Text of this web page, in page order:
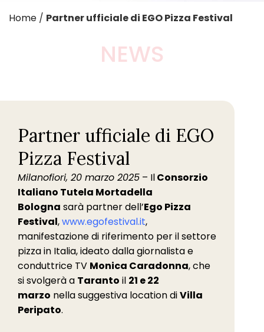
Home / Partner ufficiale di EGO Pizza Festival
NEWS
Partner ufficiale di EGO
Pizza Festival
Milanofiori, 20 marzo 2025 – IlConsorzio
Italiano Tutela Mortadella
Bologna sarà partner dell’Ego Pizza
Festival,www.egofestival.it,
manifestazione di riferimento per il settore
pizza in Italia, ideato dalla giornalista e
conduttrice TV Monica Caradonna, che
si svolgerà a Taranto il 21 e 22
marzo nella suggestiva location diVilla
Peripato.